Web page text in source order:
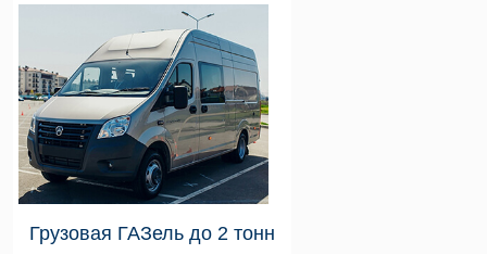
Грузовая ГАЗель до 2 тонн